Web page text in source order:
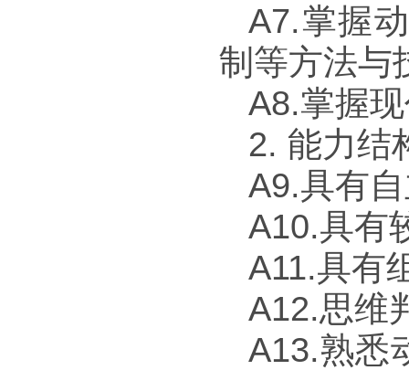
A7.掌握
制等方法与
A8.掌握
2. 能力结
A9.具有
A10.具有
A11.具有
A12.思维
A13.熟悉